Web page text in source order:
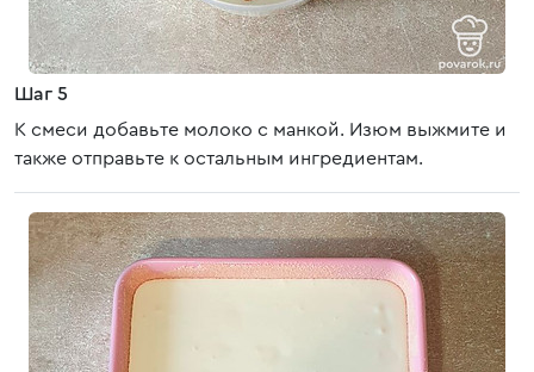
Шаг 5
К смеси добавьте молоко с манкой. Изюм выжмите и
также отправьте к остальным ингредиентам.